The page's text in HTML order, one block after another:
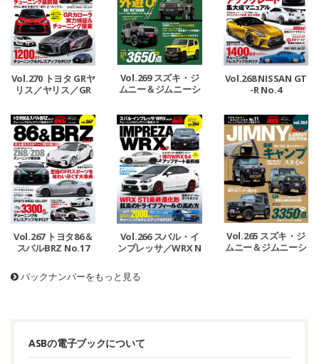
Vol.270 トヨタ GRヤ
リス／ヤリス／GR
Vol.269 スズキ・ジ
ムニー＆ジムニーシ
Vol.268 NISSAN GT
-R No.4
Vol.267 トヨタ86＆
スバルBRZ No.17
Vol.266 スバル・イ
ンプレッサ／WRX N
Vol.265 スズキ・ジ
ムニー＆ジムニーシ
バックナンバーをもっと見る
ASBの電子ブックについて